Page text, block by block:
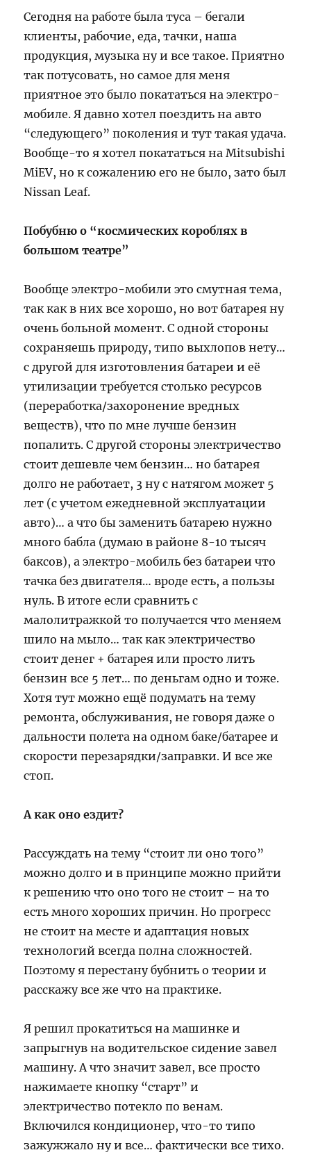
Сегодня на работе была туса – бегали
клиенты, рабочие, еда, тачки, наша
продукция, музыка ну и все такое. Приятно
так потусовать, но самое для меня
приятное это было покататься на электро-
мобиле. Я давно хотел поездить на авто
“следующего” поколения и тут такая удача.
Вообще-то я хотел покататься на Mitsubishi
MiEV, но к сожалению его не было, зато был
Nissan Leaf.
Побубню о “космических короблях в
большом театре”
Вообще электро-мобили это смутная тема,
так как в них все хорошо, но вот батарея ну
очень больной момент. С одной стороны
сохраняешь природу, типо выхлопов нету…
с другой для изготовления батареи и её
утилизации требуется столько ресурсов
(переработка/захоронение вредных
веществ), что по мне лучше бензин
попалить. С другой стороны электричество
стоит дешевле чем бензин… но батарея
долго не работает, 3 ну с натягом может 5
лет (с учетом ежедневной эксплуатации
авто)… а что бы заменить батарею нужно
много бабла (думаю в районе 8-10 тысяч
баксов), а электро-мобиль без батареи что
тачка без двигателя… вроде есть, а пользы
нуль. В итоге если сравнить с
малолитражкой то получается что меняем
шило на мыло… так как электричество
стоит денег + батарея или просто лить
бензин все 5 лет… по деньгам одно и тоже.
Хотя тут можно ещё подумать на тему
ремонта, обслуживания, не говоря даже о
дальности полета на одном баке/батарее и
скорости перезарядки/заправки. И все же
стоп.
А как оно ездит?
Рассуждать на тему “стоит ли оно того”
можно долго и в принципе можно прийти
к решению что оно того не стоит – на то
есть много хороших причин. Но прогресс
не стоит на месте и адаптация новых
технологий всегда полна сложностей.
Поэтому я перестану бубнить о теории и
расскажу все же что на практике.
Я решил прокатиться на машинке и
запрыгнув на водительское сидение завел
машину. А что значит завел, все просто
нажимаете кнопку “старт” и
электричество потекло по венам.
Включился кондиционер, что-то типо
зажужжало ну и все… фактически все тихо.